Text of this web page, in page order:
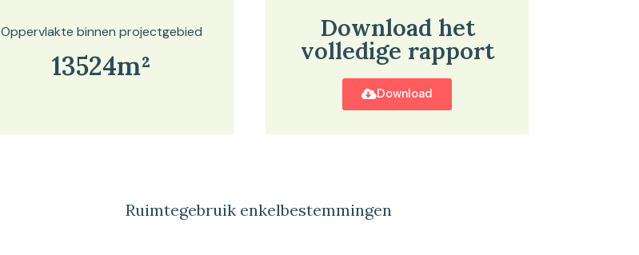
Oppervlakte binnen projectgebied
13524m²
Download het
volledige rapport
Download
Ruimtegebruik enkelbestemmingen